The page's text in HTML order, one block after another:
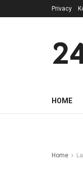
Privacy
HOME
Home